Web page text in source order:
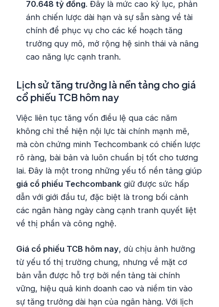
70.648 tỷ đồng. Đây là mức cao kỷ lục, phản
ánh chiến lược dài hạn và sự sẵn sàng về tài
chính để phục vụ cho các kế hoạch tăng
trưởng quy mô, mở rộng hệ sinh thái và nâng
cao năng lực cạnh tranh.
Lịch sử tăng trưởng là nền tảng cho giá
cổ phiếu TCB hôm nay
Việc liên tục tăng vốn điều lệ qua các năm
không chỉ thể hiện nội lực tài chính mạnh mẽ,
mà còn chứng minh Techcombank có chiến lược
rõ ràng, bài bản và luôn chuẩn bị tốt cho tương
lai. Đây là một trong những yếu tố nền tảng giúp
giá cổ phiếu Techcombank giữ được sức hấp
dẫn với giới đầu tư, đặc biệt là trong bối cảnh
các ngân hàng ngày càng cạnh tranh quyết liệt
về thị phần và công nghệ.
Giá cổ phiếu TCB hôm nay, dù chịu ảnh hưởng
từ yếu tố thị trường chung, nhưng về mặt cơ
bản vẫn được hỗ trợ bởi nền tảng tài chính
vững, hiệu quả kinh doanh cao và niềm tin vào
sự tăng trưởng dài hạn của ngân hàng. Với lịch